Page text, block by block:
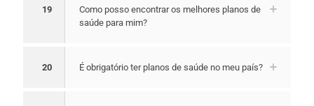
19
Como posso encontrar os melhores planos de
saúde para mim?
20 É obrigatório ter planos de saúde no meu país?